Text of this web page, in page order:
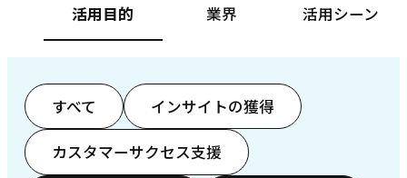
活用目的 業界 活用シーン
すべて インサイトの獲得
カスタマーサクセス支援